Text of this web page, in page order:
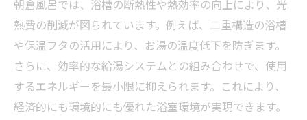
朝倉風呂では、浴槽の断熱性や熱効率の向上により、光
熱費の削減が図られています。例えば、二重構造の浴槽
や保温フタの活用により、お湯の温度低下を防ぎます。
さらに、効率的な給湯システムとの組み合わせで、使用
するエネルギーを最小限に抑えられます。これにより、
経済的にも環境的にも優れた浴室環境が実現できます。